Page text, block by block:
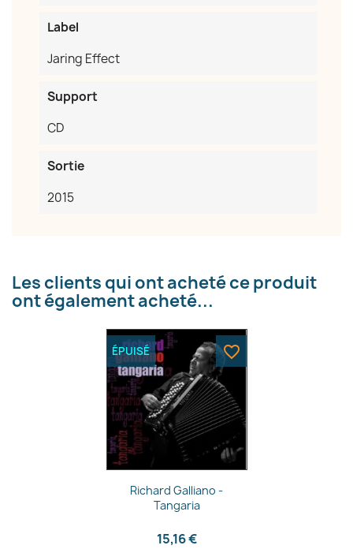
Label
Jaring Effect
Support
CD
Sortie
2015
Les clients qui ont acheté ce produit
ont également acheté...
Aperçu rapide
Richard Galliano -
Tangaria
15,16 €
ÉPUISÉ favorite_border